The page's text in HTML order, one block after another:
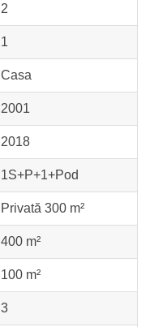
2
1
Casa
2001
2018
1S+P+1+Pod
Privată 300 m²
400 m²
100 m²
3